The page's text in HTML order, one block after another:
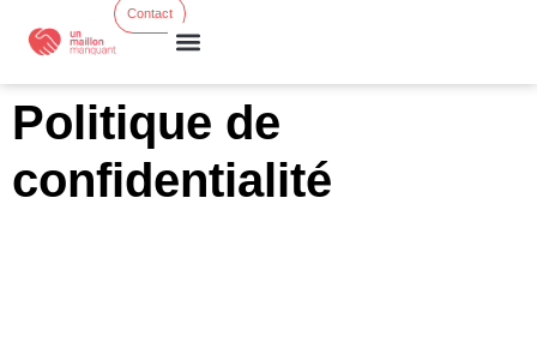
Contact
Politique de
confidentialité